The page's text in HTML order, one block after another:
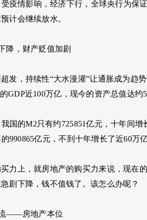
受疫情影响，经济下行，全球央行为保
计会继续放水。
降，财产贬值加剧
发，持续性“大水漫灌”让通胀成为趋
GDP近100万亿，现今的资产总值达约
我国的M2只有约725851亿元，十年间
990865亿元，不到十年增长了近60万亿
力上，就房地产的购买力来说，现在
剧下降，钱不值钱了。该怎么办呢？
——房地产本位